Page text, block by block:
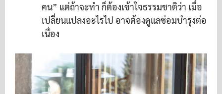
คน” แต่ถ้าจะทำ ก็ต้องเข้าใจธรรมชาติว่า เมื่อ
เปลี่ยนแปลงอะไรไป อาจต้องดูแลซ่อมบำรุงต่อ
เนื่อง